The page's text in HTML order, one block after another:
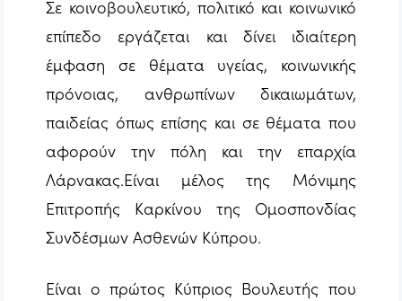
Σε κοινοβουλευτικό, πολιτικό και κοινωνικό
επίπεδο εργάζεται και δίνει ιδιαίτερη
έμφαση σε θέματα υγείας, κοινωνικής
πρόνοιας, ανθρωπίνων δικαιωμάτων,
παιδείας όπως επίσης και σε θέματα που
αφορούν την πόλη και την επαρχία
Λάρνακας.Είναι μέλος της Μόνιμης
Επιτροπής Καρκίνου της Ομοσπονδίας
Συνδέσμων Ασθενών Κύπρου.
Είναι ο πρώτος Κύπριος Βουλευτής που